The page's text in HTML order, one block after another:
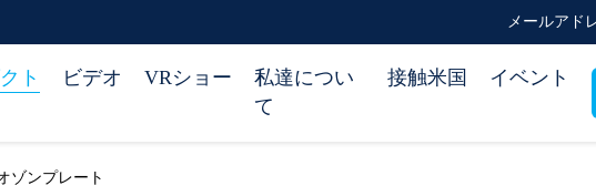
メールアド
ト ビデオ VRショー
私達につい
て
接触米国 イベント
ゾンプレート